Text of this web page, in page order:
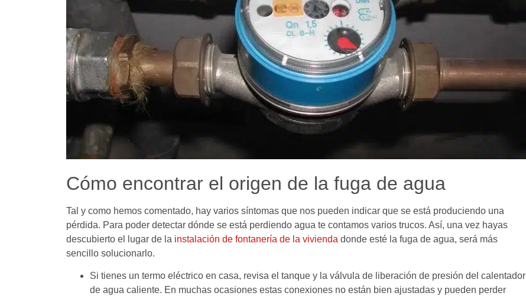
Cómo encontrar el origen de la fuga de agua
Tal y como hemos comentado, hay varios síntomas que nos pueden indicar que se está produciendo una
pérdida. Para poder detectar dónde se está perdiendo agua te contamos varios trucos. Así, una vez hayas
descubierto el lugar de la instalación de fontanería de la vivienda donde esté la fuga de agua, será más
sencillo solucionarlo.
Si tienes un termo eléctrico en casa, revisa el tanque y la válvula de liberación de presión del calentador
de agua caliente. En muchas ocasiones estas conexiones no están bien ajustadas y pueden perder